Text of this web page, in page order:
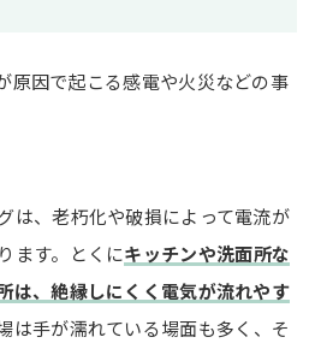
原因で起こる感電や火災などの事
は、老朽化や破損によって電流が
ます。とくにキッチンや洗面所な
は、絶縁しにくく電気が流れやす
は手が濡れている場面も多く、そ